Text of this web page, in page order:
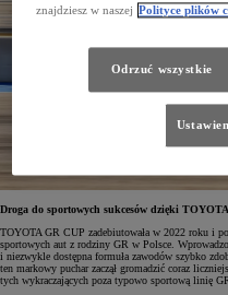
Droga do sportowych sukcesów dzięki
TOYOTA GR CUP zadebiutowała w 2022 roku i
sportowych aut z rodziny GR w Polsce.
i niezwykle dostępna formuła zawodów szybko
ten markowy puchar zaczął gromadzić coraz
tych wykraczających poza typowo sportową linię
znajdziesz w naszej Polityce plików
Odrzuć wszystkie